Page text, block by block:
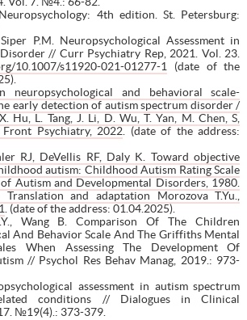
4th edition. St. Petersburg:
P.M. Neuropsychological Assessment in
// Curr Psychiatry Rep, 2021. Vol. 23.
10.1007/s11920-021-01277-1
(date of the
neuropsychological and behavioral scale-
early detection of autism spectrum disorder /
Hu, L. Tang, J. Li, D. Wu, T. Yan, M. Chen, S,
Psychiatry, 2022 . (date of the address:
RJ, DeVellis RF, Daly K. Toward objective
autism: Childhood Autism Rating Scale
Autism and Developmental Disorders, 1980.
and adaptation Morozova T.Yu.,
. (date of the address: 01.04.2025).
Wang B. Comparison Of The Children
And Behavior Scale And The Griffiths Mental
When Assessing The Development Of
// Psychol Res Behav Manag, 2019.: 973-
assessment in autism spectrum
conditions // Dialogues in Clinical
№19(4).: 373-379.